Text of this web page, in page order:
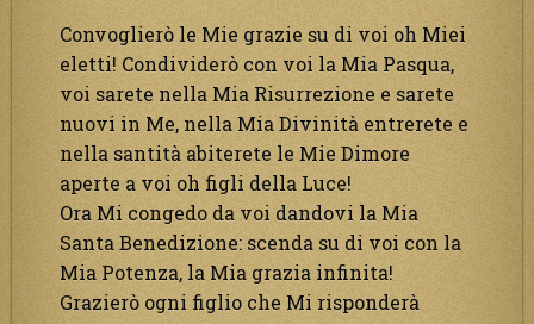
Convoglierò le Mie grazie su di voi oh Miei
eletti! Condividerò con voi la Mia Pasqua,
voi sarete nella Mia Risurrezione e sarete
nuovi in Me, nella Mia Divinità entrerete e
nella santità abiterete le Mie Dimore
aperte a voi oh figli della Luce!
Ora Mi congedo da voi dandovi la Mia
Santa Benedizione: scenda su di voi con la
Mia Potenza, la Mia grazia infinita!
Grazierò ogni figlio che Mi risponderà